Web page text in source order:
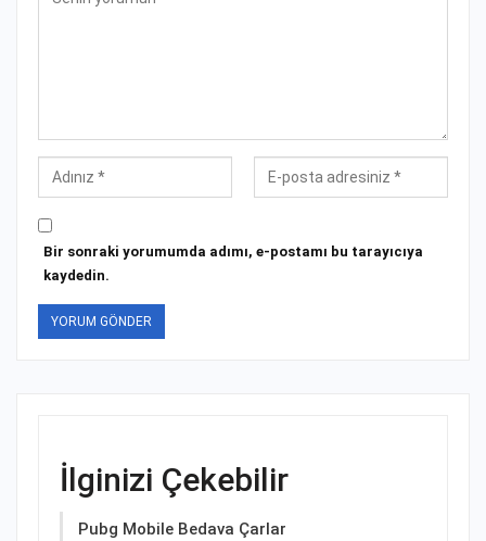
Bir sonraki yorumumda adımı, e-postamı bu tarayıcıya
kaydedin.
İlginizi Çekebilir
Pubg Mobile Bedava Çarlar